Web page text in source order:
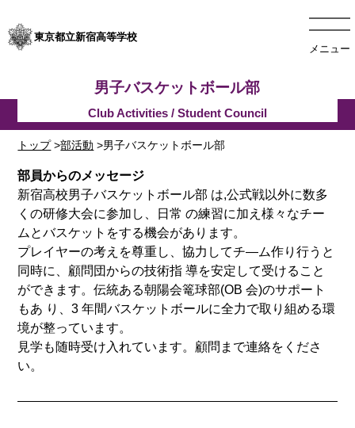
東京都立新宿高等学校
メニュー
トップ>部活動 >男子バスケットボール部
男子バスケットボール部
部員からのメッセージ
新宿高校男子バスケットボール部 は,公式戦以外に数多
くの研修大会に参加し、日常 の練習に加え様々なチー
ムとバスケットをする機会があります。
プレイヤーの考えを尊重し、協力してチ―ム作り行うと
同時に、顧問団からの技術指 導を安定して受けること
ができます。伝統ある朝陽会篭球部(OB 会)のサポート
もあ り、3 年間バスケットボールに全力で取り組める環
境が整っています。
見学も随時受け入れています。顧問まで連絡をくださ
い。